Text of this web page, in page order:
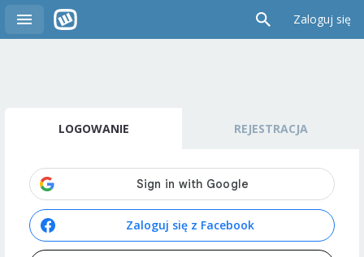
Zaloguj się
LOGOWANIE REJESTRACJA
Zaloguj się z Facebook